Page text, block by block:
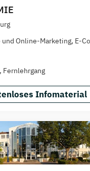
und Online-Marketing, E-
Fernlehrgang
Infomaterial